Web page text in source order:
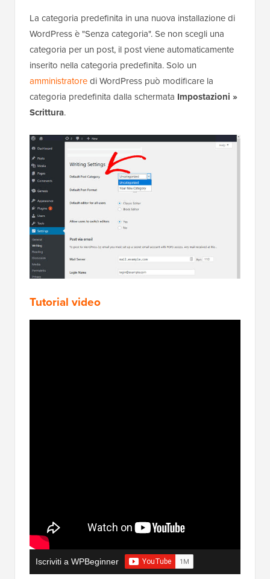
La categoria predefinita in una nuova installazione di
WordPress è "Senza categoria". Se non scegli una
categoria per un post, il post viene automaticamente
inserito nella categoria predefinita. Solo un
amministratoredi WordPress può modificare la
categoria predefinita dalla schermata Impostazioni »
Scrittura.
Tutorial video
Iscriviti a WPBeginner